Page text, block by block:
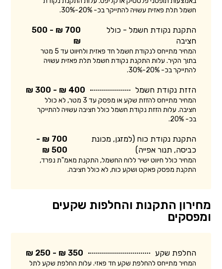
חשמל תלת פאזית עשויה להתייקר בכ- 20%-30%.
התקנת נקודת חשמל - כולל
חציבה
700 ₪ - 500
₪
המחיר מתייחס לנקודת חשמל חד פאזית ולחיווט עד 5 מטר
בתוך הקיר. עלות התקנת נקודת חשמל תלת פאזית עשויה
להתייקר בכ- 20%-30%.
הזזת נקודת חשמל 400 ₪ - 300 ₪
המחיר מתייחס להזזת שקע או מפסק עד 3 מטר, לא כולל
חציבה. עלות הזזת נקודת חשמל כולל חציבה עשויה להתייקר
בכ- 20%.
התקנת נקודת כוח (למזגן, מכונת
כביסה, תנור אפייה)
700 ₪ -
500 ₪
המחיר כולל חיווט ישיר ללוח החשמל, התקנת מאמ"ת נפרד,
התקנת מפסק פאקט ושקע כוח, לא כולל חציבה.
מחירון התקנות והחלפות שקעים
ומפסקים
החלפת שקע 350 ₪ - 250 ₪
המחיר מתייחס להחלפת שקע חד פאזי. עלות החלפת שקע לתל